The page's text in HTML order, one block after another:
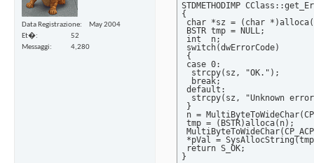
Data Registrazione
May 2004
Et�
52
Messaggi
4,280
STDMETHODIMP
{
char *sz = (char
BSTR tmp = NULL;
int  n;
switch(dwErrorCode)
{
case 0:
  strcpy(sz, "OK.");
  break;
default:
strcpy(sz, "Unknown
}
n =
tmp = (BSTR)alloca(n);
*pVal =
return S_OK;
}